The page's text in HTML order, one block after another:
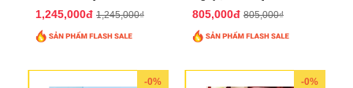
1,245,000đ 1,245,000₫
805,000đ 805,000₫
-0% -0%